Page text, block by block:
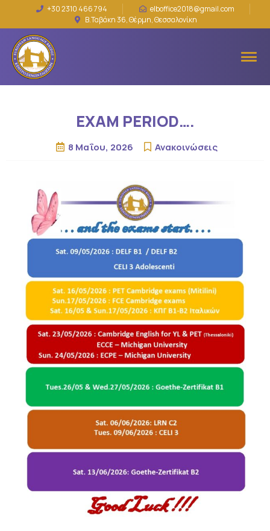
+30 2310 466 794
elboffice2018@gmail.com
Β.Ταβάκη 36, Θέρμη, Θεσσαλονίκη
EXAM PERIOD….
8 Μαΐου, 2026 Ανακοινώσεις